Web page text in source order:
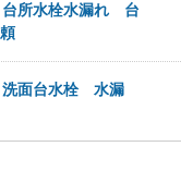
所水栓水漏れ 台
頼
面台水栓 水漏